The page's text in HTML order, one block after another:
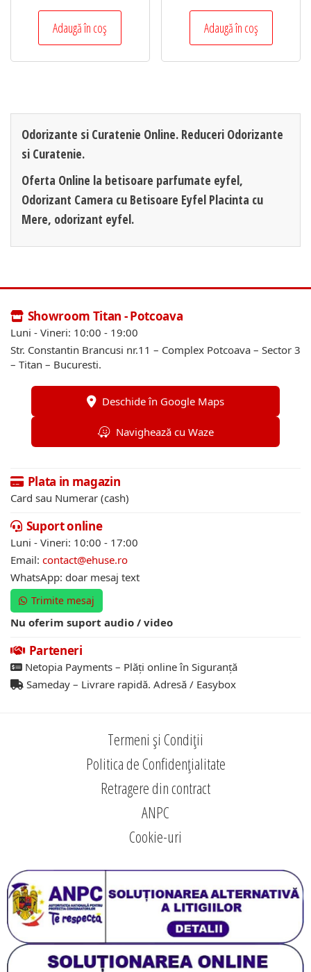
Adaugă în coș Adaugă în coș
Odorizante si Curatenie Online. Reduceri Odorizante
si Curatenie.
Oferta Online la betisoare parfumate eyfel,
Odorizant Camera cu Betisoare Eyfel Placinta cu
Mere, odorizant eyfel.
Showroom Titan - Potcoava
Luni - Vineri: 10:00 - 19:00
Str. Constantin Brancusi nr.11 – Complex Potcoava – Sector 3
– Titan – Bucuresti.
Deschide în Google Maps
Navighează cu Waze
Plata in magazin
Card sau Numerar (cash)
Suport online
Luni - Vineri: 10:00 - 17:00
Email: contact@ehuse.ro
WhatsApp: doar mesaj text
Trimite mesaj
Nu oferim suport audio / video
Parteneri
Netopia Payments – Plăți online în Siguranță
Sameday – Livrare rapidă. Adresă / Easybox
Termeni și Condiții
Politica de Confidențialitate
Retragere din contract
ANPC
Cookie-uri